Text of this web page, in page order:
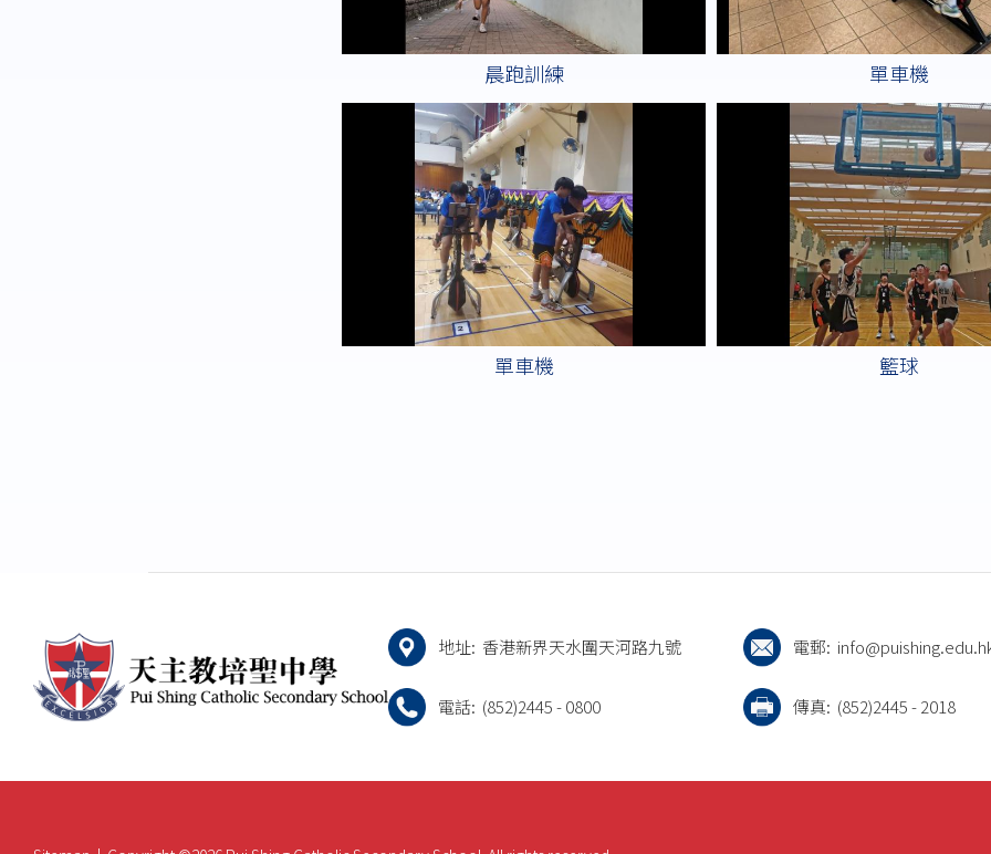
晨跑訓練 單車機
單車機 籃球
地址: 香港新界天水圍天河路九號 電郵:
電話: (852)2445 - 0800 傳真: (852)2445 - 2018